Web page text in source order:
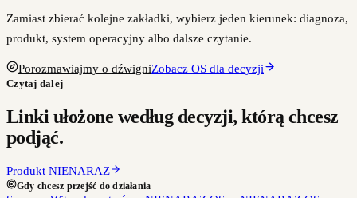
Zamiast zbierać kolejne zakładki, wybierz jeden kierunek: diagnoza,
produkt, system operacyjny albo dalsze czytanie.
Porozmawiajmy o dźwigniZobacz OS dla decyzji
Czytaj dalej
Linki ułożone według decyzji, którą chcesz
podjąć.
Produkt NIENARAZ
Gdy chcesz przejść do działania